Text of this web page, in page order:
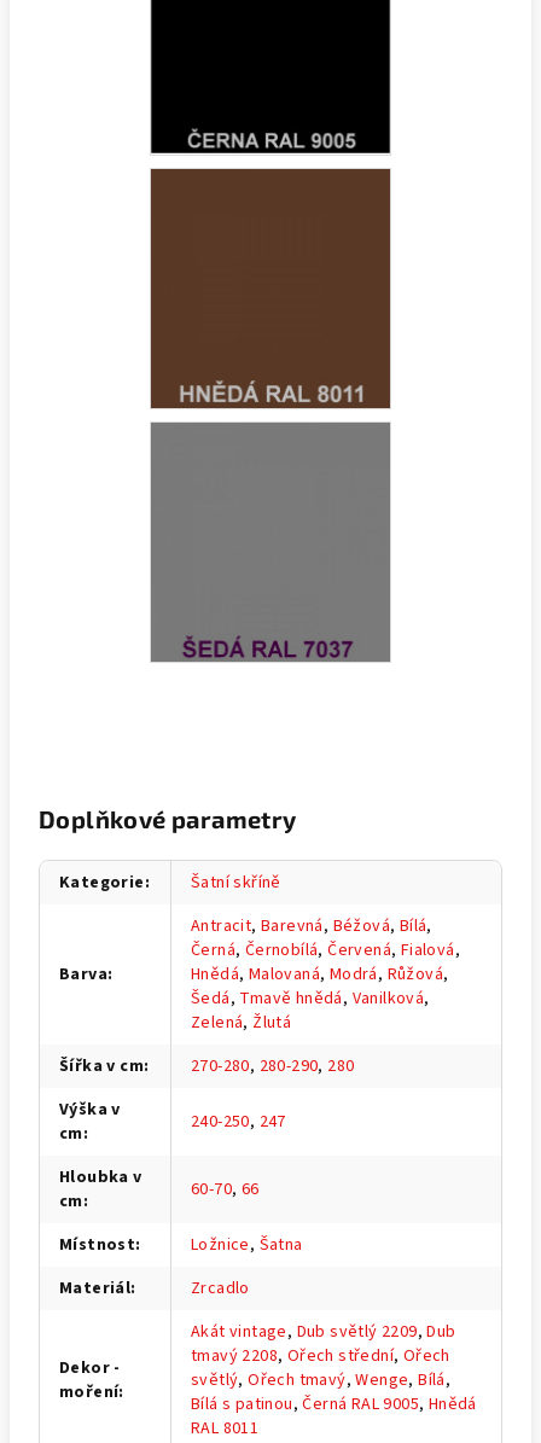
Doplňkové parametry
Kategorie: Šatní skříně
Barva:
Antracit,Barevná, Béžová, Bílá,
Černá, Černobílá,Červená, Fialová,
Hnědá, Malovaná, Modrá, Růžová,
Šedá, Tmavě hnědá, Vanilková,
Zelená, Žlutá
Šířka v cm: 270-280, 280-290, 280
Výška v
cm: 240-250, 247
Hloubka v
cm: 60-70, 66
Místnost: Ložnice, Šatna
Materiál: Zrcadlo
Dekor -
moření:
Akát vintage, Dub světlý 2209,Dub
tmavý 2208, Ořech střední, Ořech
světlý,Ořech tmavý,Wenge,Bílá,
Bílá s patinou,Černá RAL 9005, Hnědá
RAL 8011